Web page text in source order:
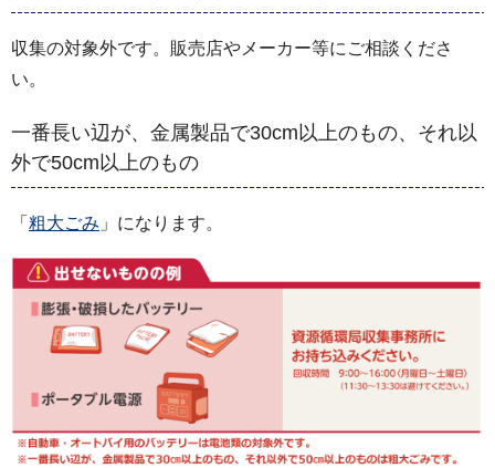
収集の対象外です。販売店やメーカー等にご相談くださ
い。
一番長い辺が、金属製品で30cm以上のもの、それ以
外で50cm以上のもの
「 粗大ごみ 」になります。